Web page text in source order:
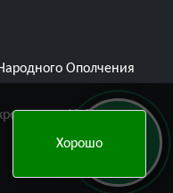
Ополчения
с 10:00 до
Хорошо